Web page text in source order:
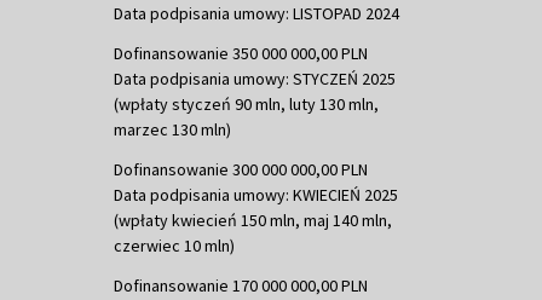
Data podpisania umowy: LISTOPAD 2024
Dofinansowanie 350 000 000,00 PLN
Data podpisania umowy: STYCZEŃ 2025
(wpłaty styczeń 90 mln, luty 130 mln,
marzec 130 mln)
Dofinansowanie 300 000 000,00 PLN
Data podpisania umowy: KWIECIEŃ 2025
(wpłaty kwiecień 150 mln, maj 140 mln,
czerwiec 10 mln)
Dofinansowanie 170 000 000,00 PLN